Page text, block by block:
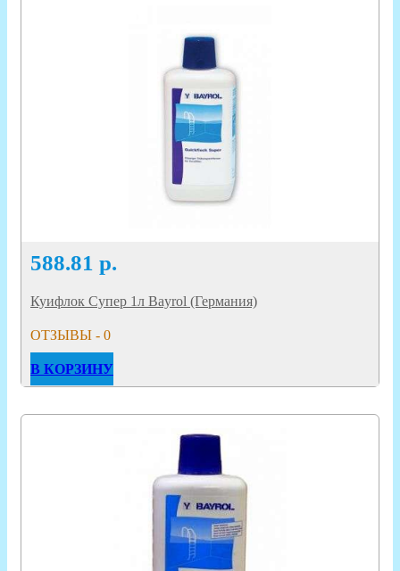
588.81 р.
Куифлок Супер 1л Bayrol (Германия)
ОТЗЫВЫ - 0
В КОРЗИНУ